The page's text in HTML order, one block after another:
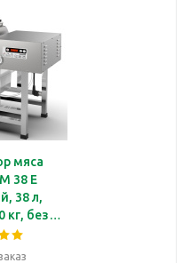
мяса
38 E
38 л,
кг, без